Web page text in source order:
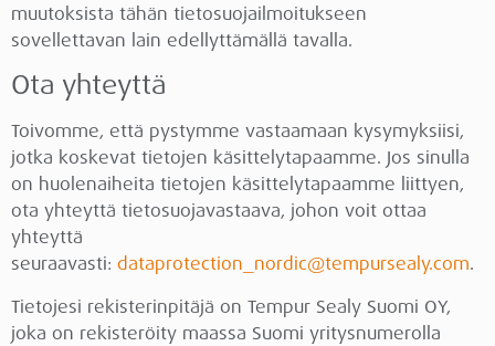
muutoksista tähän tietosuojailmoitukseen
sovellettavan lain edellyttämällä tavalla.
Ota yhteyttä
Toivomme, että pystymme vastaamaan kysymyksiisi,
jotka koskevat tietojen käsittelytapaamme. Jos sinulla
on huolenaiheita tietojen käsittelytapaamme liittyen,
ota yhteyttä tietosuojavastaava, johon voit ottaa
yhteyttä
seuraavasti: dataprotection_nordic@tempursealy.com.
Tietojesi rekisterinpitäjä on Tempur Sealy Suomi OY,
joka on rekisteröity maassa Suomi yritysnumerolla